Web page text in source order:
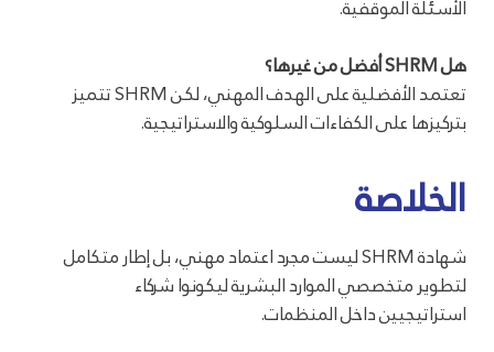
الأسئلة الموقفية.
هل SHRM أفضل من غيرها؟
تعتمد الأفضلية على الهدف المهني، لكن SHRM تتميز
بتركيزها على الكفاءات السلوكية والاستراتيجية.
الخلاصة
شهادة SHRM ليست مجرد اعتماد مهني، بل إطار متكامل
لتطوير متخصصي الموارد البشرية ليكونوا شركاء
استراتيجيين داخل المنظمات.